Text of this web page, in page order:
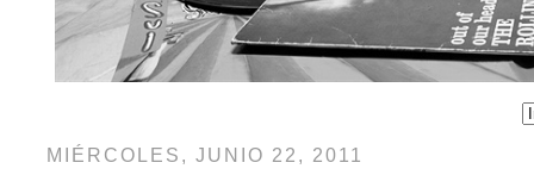
MIÉRCOLES, JUNIO 22, 2011